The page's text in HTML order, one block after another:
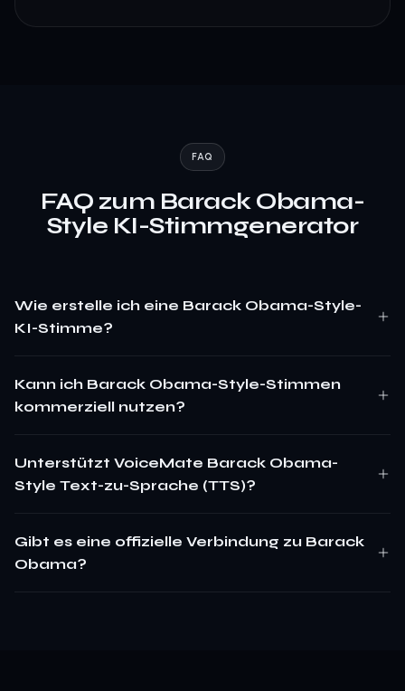
FAQ
FAQ zum Barack Obama-
Style KI-Stimmgenerator
Wie erstelle ich eine Barack Obama-Style-
KI-Stimme?
Kann ich Barack Obama-Style-Stimmen
kommerziell nutzen?
Unterstützt VoiceMate Barack Obama-
Style Text-zu-Sprache (TTS)?
Gibt es eine offizielle Verbindung zu Barack
Obama?